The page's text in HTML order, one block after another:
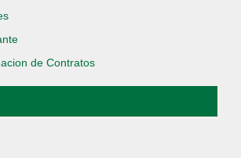
de Contratos